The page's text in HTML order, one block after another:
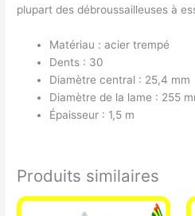
plupart des débroussailleuses à
Matériau : acier trempé
Dents : 30
Diamètre central : 25,4 mm
Diamètre de la lame : 255
Épaisseur : 1,5 m
Produits similaires